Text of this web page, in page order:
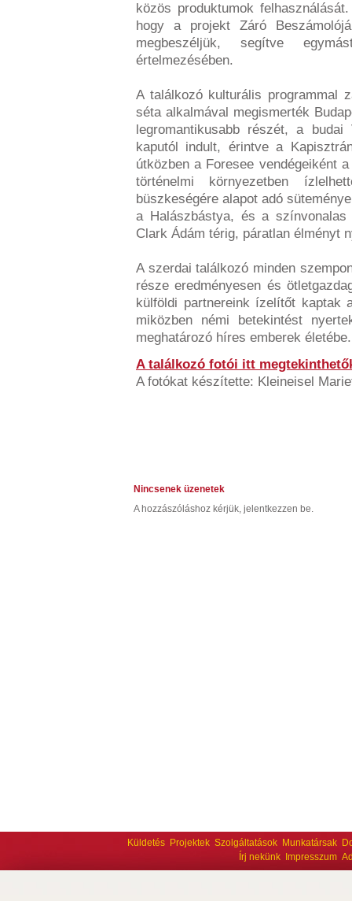
közös produktumok
hogy a projekt Záró
megbeszéljük, segítve
értelmezésében.
A találkozó kulturális programmal
séta alkalmával megismerték
legromantikusabb részét, a
kaputól indult, érintve a
útközben a Foresee vendégeiként
történelmi környezetben
büszkeségére alapot adó
a Halászbástya, és a
Clark Ádám térig, páratlan élményt
A szerdai találkozó minden
része eredményesen és
külföldi partnereink ízelítőt kaptak
miközben némi betekintést
meghatározó híres emberek életébe.
A találkozó fotói itt
A fotókat készítette: Kleineisel
Nincsenek üzenetek
A hozzászóláshoz kérjük, jelentkezzen be.
Küldetés Projektek Szolgáltatások Munkatársak
Írj nekünk
Impresszum